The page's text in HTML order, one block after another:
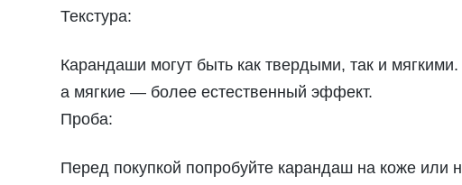
Текстура:
Карандаши могут быть как твердыми, так и
а мягкие — более естественный эффект.
Проба:
Перед покупкой попробуйте карандаш на коже или